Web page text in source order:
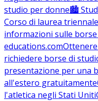
studio per donne🏙️
Corso di laurea
informazioni sulle
educations.com
richiedere borse di
presentazione per una
all'estero gratuitamente
l'atletica negli Stati Uniti